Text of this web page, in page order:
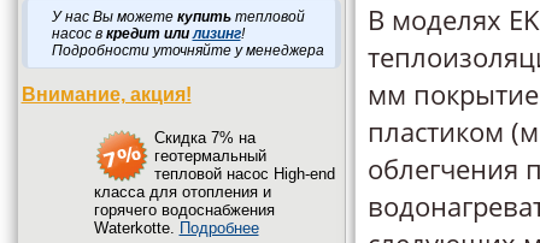
У нас Вы можете купитьтепловой
насос в кредит илилизинг!
Подробности уточняйте у менеджера
Внимание, акция!
Cкидка 7% на
геотермальный
тепловой насос High-end
класса для отопления и
горячего водоснабжения
Waterkotte. Подробнее
В моделях
мм
пластиком
облегчения